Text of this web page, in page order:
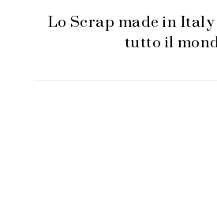
Lo Scrap made in
tutto il